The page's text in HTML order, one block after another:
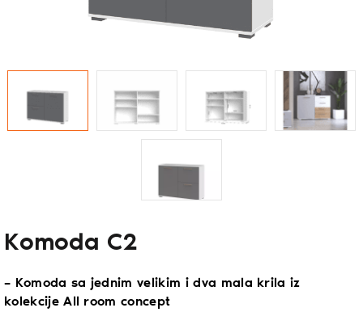
Komoda C2
– Komoda sa jednim velikim i dva mala krila iz
kolekcije All room concept